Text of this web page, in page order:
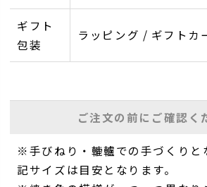
ギフト
包装
ラッピング / ギフトカ
ご注文の前にご確認く
※手びねり・轆轤での手づくりと
記サイズは目安となります。